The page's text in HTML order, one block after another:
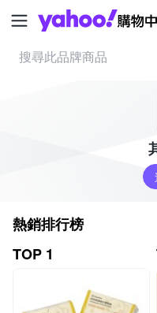
熱銷排行榜
TOP 1